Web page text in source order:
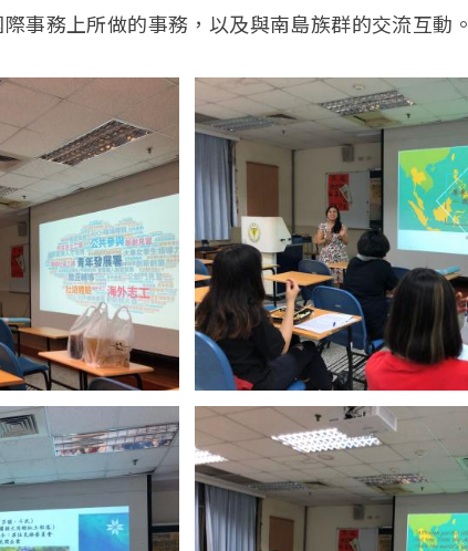
事務上所做的事務，以及與南島族群的交流互動。